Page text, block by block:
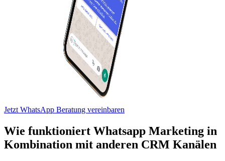
Jetzt WhatsApp Beratung vereinbaren
Wie funktioniert Whatsapp Marketing in
Kombination mit anderen CRM Kanälen